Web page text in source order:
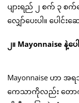
ပျားရည် ၂ စက် ၃ စ
လျှော်ပေးပါ။ ပေါင်
၂။ Mayonnaise နဲ့
Mayonnaise ဟာ
ကေသာကိုလည်း တောက်